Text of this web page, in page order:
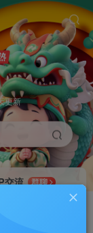
更新
交流
群聊
研究探讨更多创业项目路子。